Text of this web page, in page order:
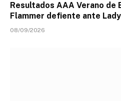
Resultados AAA Verano de
Flammer defiente ante
08/09/2026